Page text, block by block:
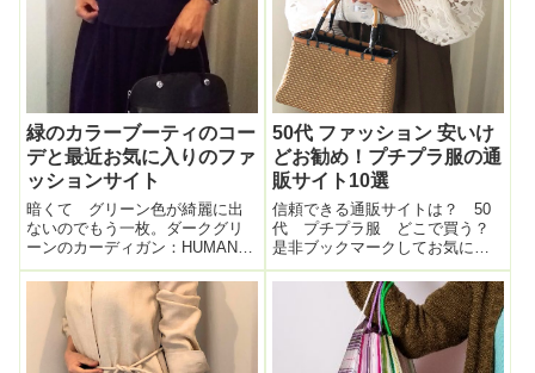
緑のカラーブーティのコー
デと最近お気に入りのファ
ッションサイト
暗くて グリーン色が綺麗に出
ないのでもう一枚。ダークグリ
ーンのカーディガン：HUMAN
WOMAN黒のフレアスカート：
アンシュマンミニョン緑のスエ
ードブーティ：MEDA モー
ドエジャコモカバン：FURLA本
日、綺麗な深い緑のカーディガ
ンを...
50代 ファッション 安いけ
どお勧め！プチプラ服の通
販サイト10選
信頼できる通販サイトは？ 50
代 プチプラ服 どこで買う？
是非ブックマークしてお気に入
りのサイトを発見してください
ね！↓この日のコーデのブログ記
事はコチラ↓↓この日のコーデの
ブログ記事はコチラ↓↓この日の
コーデのブログ記事はこちら↓ト